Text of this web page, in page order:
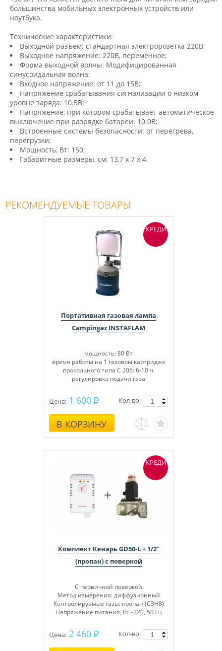
большинства мобильных электронных устройств или
ноутбука.
Технические характеристики:
Выходной разъем: стандартная электророзетка 220В;
Выходное напряжение: 220В, переменное;
Форма выходной волны: Модифицированная
синусоидальная волна;
Входное напряжение: от 11 до 15В;
Напряжение срабатывания сигнализации о низком
уровне заряда: 10.5В;
Напряжение, при котором срабатывает автоматическое
выключение при разрядке батареи: 10.0В;
Встроенные системы безопасности: от перегрева,
перегрузки;
Мощность, Вт: 150;
Габаритные размеры, см: 13,7 x 7 x 4.
РЕКОМЕНДУЕМЫЕ ТОВАРЫ
Портативная газовая лампа
Campingaz INSTAFLAM
мощность: 80 Вт
время работы на 1 газовом картридже
прокольного типа C 206: 6-10 ч.
регулировка подачи газа
Цена: 1 600
В КОРЗИНУ
Кол-во:
КРЕДИТ
Комплект Кенарь GD50-L + 1/2"
(пропан) с поверкой
С первичной поверкой
Метод измерения: диффузионный
Контролируемые газы: пропан (C3H8)
Напряжение питания, В: ~220, 50 Гц
Цена: 2 460
Кол-во:
КРЕДИТ